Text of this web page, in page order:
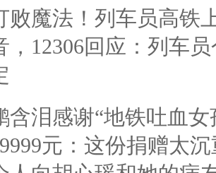
败魔法！列车员高铁
，12306回应：列车
含泪感谢“地铁吐血
元：这份捐赠太